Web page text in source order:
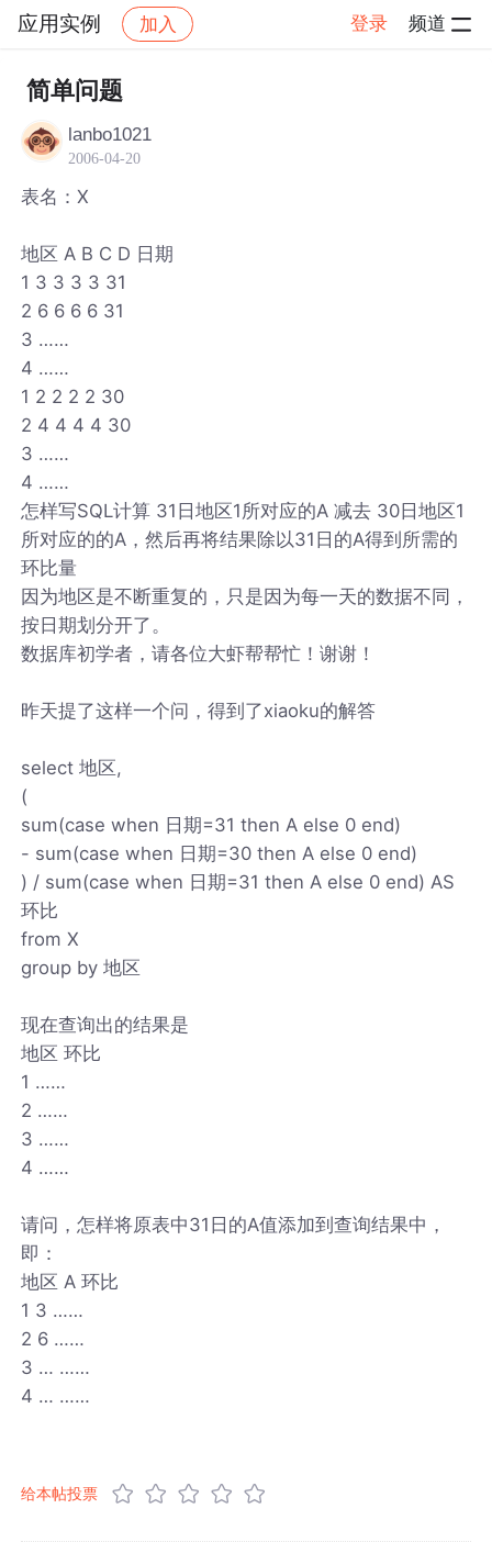
应用实例 加入 登录 频道
社区 应用实例
简单问题
lanbo1021
2006-04-20
表名：X
地区 A B C D 日期
1 3 3 3 3 31
2 6 6 6 6 31
3 ……
4 ……
1 2 2 2 2 30
2 4 4 4 4 30
3 ……
4 ……
怎样写SQL计算 31日地区1所对应的A 减去 30日地区1
所对应的的A，然后再将结果除以31日的A得到所需的
环比量
因为地区是不断重复的，只是因为每一天的数据不同，
按日期划分开了。
数据库初学者，请各位大虾帮帮忙！谢谢！
昨天提了这样一个问，得到了xiaoku的解答
select 地区,
(
sum(case when 日期=31 then A else 0 end)
- sum(case when 日期=30 then A else 0 end)
) / sum(case when 日期=31 then A else 0 end) AS
环比
from X
group by 地区
现在查询出的结果是
地区 环比
1 ……
2 ……
3 ……
4 ……
请问，怎样将原表中31日的A值添加到查询结果中，
即：
地区 A 环比
1 3 ……
2 6 ……
3 … ……
4 … ……
给本帖投票